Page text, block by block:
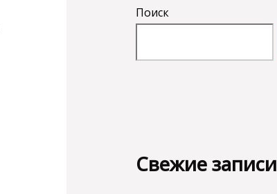
Поиск
Свежие записи